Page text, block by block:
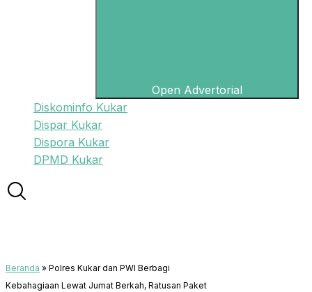
Open Advertorial
Diskominfo Kukar
Dispar Kukar
Dispora Kukar
DPMD Kukar
Beranda » Polres Kukar dan PWI Berbagi
Kebahagiaan Lewat Jumat Berkah, Ratusan Paket